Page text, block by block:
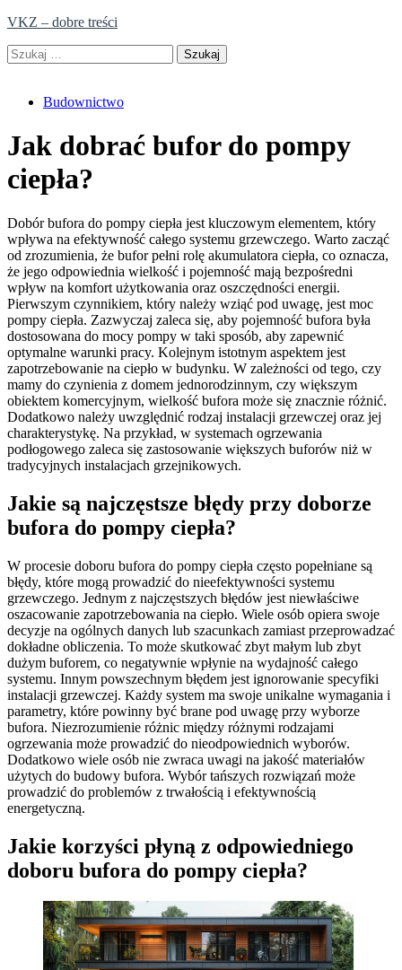
Skip
content
VKZ – dobre treści
Szukaj:
Budownictwo
Jak dobrać bufor do pompy
ciepła?
Dobór bufora do pompy ciepła jest kluczowym elementem, który
wpływa na efektywność całego systemu grzewczego. Warto zacząć
od zrozumienia, że bufor pełni rolę akumulatora ciepła, co oznacza,
że jego odpowiednia wielkość i pojemność mają bezpośredni
wpływ na komfort użytkowania oraz oszczędności energii.
Pierwszym czynnikiem, który należy wziąć pod uwagę, jest moc
pompy ciepła. Zazwyczaj zaleca się, aby pojemność bufora była
dostosowana do mocy pompy w taki sposób, aby zapewnić
optymalne warunki pracy. Kolejnym istotnym aspektem jest
zapotrzebowanie na ciepło w budynku. W zależności od tego, czy
mamy do czynienia z domem jednorodzinnym, czy większym
obiektem komercyjnym, wielkość bufora może się znacznie różnić.
Dodatkowo należy uwzględnić rodzaj instalacji grzewczej oraz jej
charakterystykę. Na przykład, w systemach ogrzewania
podłogowego zaleca się zastosowanie większych buforów niż w
tradycyjnych instalacjach grzejnikowych.
Jakie są najczęstsze błędy przy doborze
bufora do pompy ciepła?
W procesie doboru bufora do pompy ciepła często popełniane są
błędy, które mogą prowadzić do nieefektywności systemu
grzewczego. Jednym z najczęstszych błędów jest niewłaściwe
oszacowanie zapotrzebowania na ciepło. Wiele osób opiera swoje
decyzje na ogólnych danych lub szacunkach zamiast przeprowadzać
dokładne obliczenia. To może skutkować zbyt małym lub zbyt
dużym buforem, co negatywnie wpłynie na wydajność całego
systemu. Innym powszechnym błędem jest ignorowanie specyfiki
instalacji grzewczej. Każdy system ma swoje unikalne wymagania i
parametry, które powinny być brane pod uwagę przy wyborze
bufora. Niezrozumienie różnic między różnymi rodzajami
ogrzewania może prowadzić do nieodpowiednich wyborów.
Dodatkowo wiele osób nie zwraca uwagi na jakość materiałów
użytych do budowy bufora. Wybór tańszych rozwiązań może
prowadzić do problemów z trwałością i efektywnością
energetyczną.
Jakie korzyści płyną z odpowiedniego
doboru bufora do pompy ciepła?